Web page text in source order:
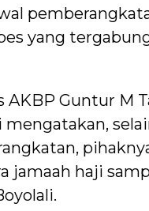
yang
AKBP Guntur M
mengatakan,
jamaah haji